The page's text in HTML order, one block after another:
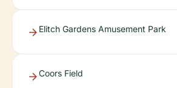
Elitch Gardens Amusement Park
Coors Field